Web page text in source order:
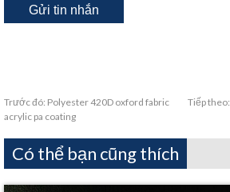
Trước đó: Polyester 420D oxford fabric
acrylic pa coating
Tiếp theo:
Có thể bạn cũng thích